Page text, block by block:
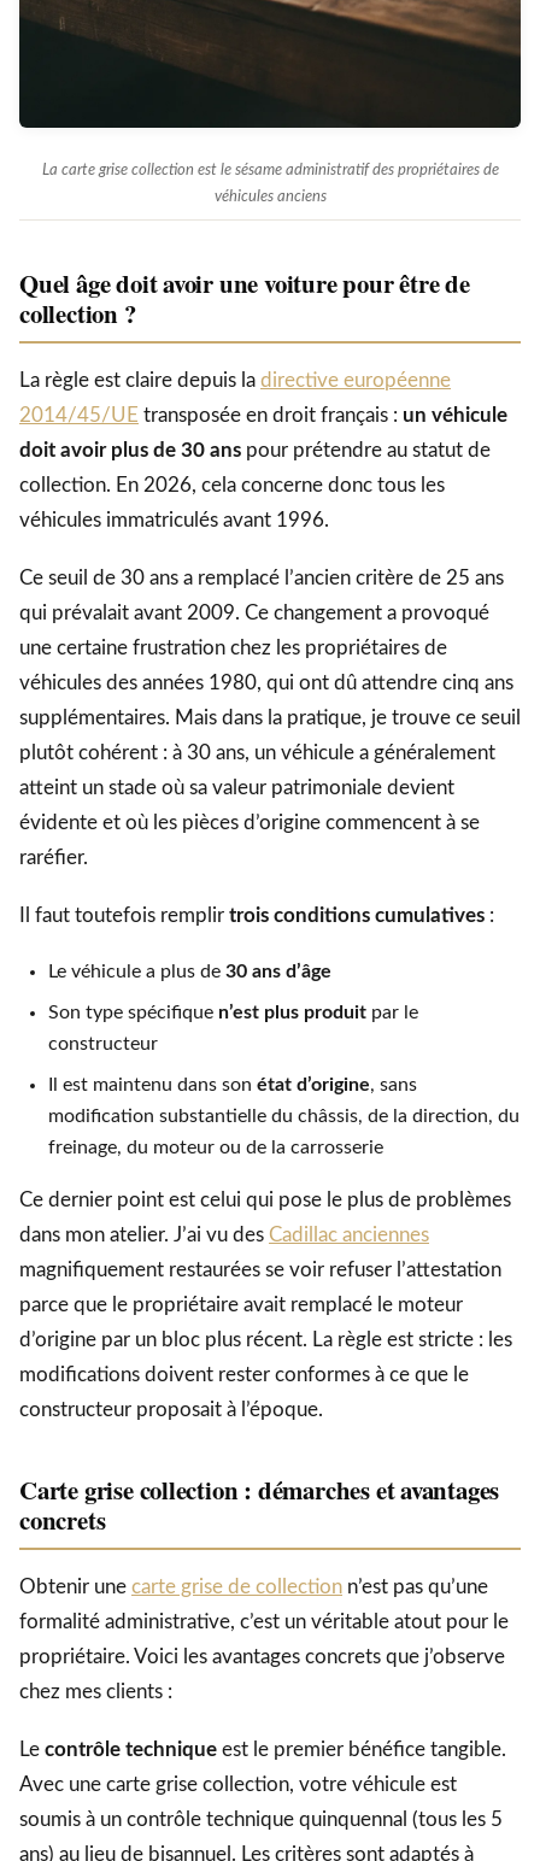
La carte grise collection est le sésame administratif des propriétaires de
véhicules anciens
Quel âge doit avoir une voiture pour être de
collection ?
La règle est claire depuis la directive européenne
2014/45/UE transposée en droit français : un véhicule
doit avoir plus de 30 ans pour prétendre au statut de
collection. En 2026, cela concerne donc tous les
véhicules immatriculés avant 1996.
Ce seuil de 30 ans a remplacé l’ancien critère de 25 ans
qui prévalait avant 2009. Ce changement a provoqué
une certaine frustration chez les propriétaires de
véhicules des années 1980, qui ont dû attendre cinq ans
supplémentaires. Mais dans la pratique, je trouve ce seuil
plutôt cohérent : à 30 ans, un véhicule a généralement
atteint un stade où sa valeur patrimoniale devient
évidente et où les pièces d’origine commencent à se
raréfier.
Il faut toutefois remplir trois conditions cumulatives :
Le véhicule a plus de 30 ans d’âge
Son type spécifique n’est plus produit par le
constructeur
Il est maintenu dans son état d’origine, sans
modification substantielle du châssis, de la direction, du
freinage, du moteur ou de la carrosserie
Ce dernier point est celui qui pose le plus de problèmes
dans mon atelier. J’ai vu des Cadillac anciennes
magnifiquement restaurées se voir refuser l’attestation
parce que le propriétaire avait remplacé le moteur
d’origine par un bloc plus récent. La règle est stricte : les
modifications doivent rester conformes à ce que le
constructeur proposait à l’époque.
Carte grise collection : démarches et avantages
concrets
Obtenir une carte grise de collection n’est pas qu’une
formalité administrative, c’est un véritable atout pour le
propriétaire. Voici les avantages concrets que j’observe
chez mes clients :
Le contrôle technique est le premier bénéfice tangible.
Avec une carte grise collection, votre véhicule est
soumis à un contrôle technique quinquennal (tous les 5
ans) au lieu de bisannuel. Les critères sont adaptés à